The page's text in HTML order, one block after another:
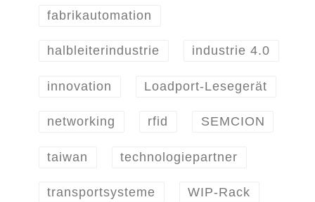
fabrikautomation
halbleiterindustrie industrie 4.0
innovation Loadport-Lesegerät
networking rfid SEMCION
taiwan technologiepartner
transportsysteme WIP-Rack